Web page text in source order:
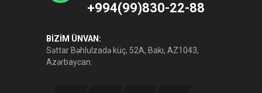
+994(99)830-22-88
BİZİM ÜNVAN:
Səttar Bəhlulzadə küç, 52A, Bakı, AZ1043,
Azərbaycan.